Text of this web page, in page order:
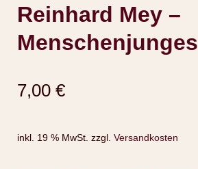
Reinhard Mey –
Menschenjunges
7,00 €
inkl. 19 % MwSt. zzgl. Versandkosten